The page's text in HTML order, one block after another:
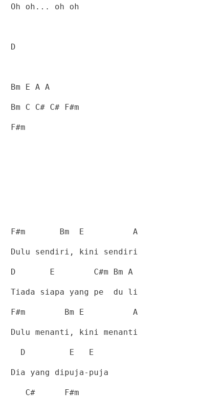
Oh oh... oh oh
D
Bm E A A
Bm C C# C# F#m
F#m
F#m Bm E A
Dulu sendiri, kini sendiri
D E C#m Bm A
Tiada siapa yang pe du li
F#m Bm E A
Dulu menanti, kini menanti
D E E
Dia yang dipuja-puja
C# F#m